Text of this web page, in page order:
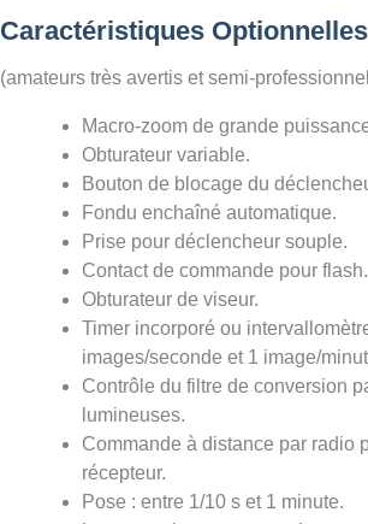
Caractéristiques Optionnelles
(amateurs très avertis et semi-
Macro-zoom de grande
Obturateur variable.
Bouton de blocage du
Fondu enchaîné automatique.
Prise pour déclencheur souple.
Contact de commande pour flash.
Obturateur de viseur.
Timer incorporé ou
images/seconde et 1 image/
Contrôle du filtre de conversion
lumineuses.
Commande à distance par radio
récepteur.
Pose : entre 1/10 s et 1 minute.